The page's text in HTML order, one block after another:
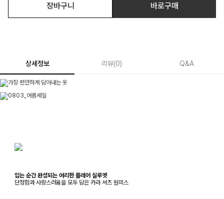
장바구니 바로구매
상세정보 리뷰(0) Q&A
입는 순간 완성되는 여리한 플레어 실루엣
단정함과 사랑스러움을 모두 담은 카라 셔츠 원피스